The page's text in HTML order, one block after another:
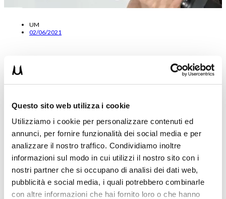
Questo sito web utilizza i cookie
Utilizziamo i cookie per personalizzare contenuti ed
annunci, per fornire funzionalità dei social media e per
analizzare il nostro traffico. Condividiamo inoltre
informazioni sul modo in cui utilizzi il nostro sito con i
nostri partner che si occupano di analisi dei dati web,
pubblicità e social media, i quali potrebbero combinarle
con altre informazioni che hai fornito loro o che hanno
UM
02/06/2021
Come evitare di perdere la motivazione negli
allenamenti
di iniziare…
Leggi tutto
ALLENAMENTO